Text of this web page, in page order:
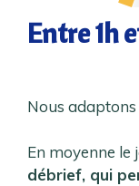
Entre 1h
Nous
En moyenne le
débrief, qui